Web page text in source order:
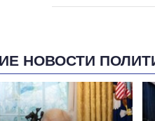
НОВОСТИ